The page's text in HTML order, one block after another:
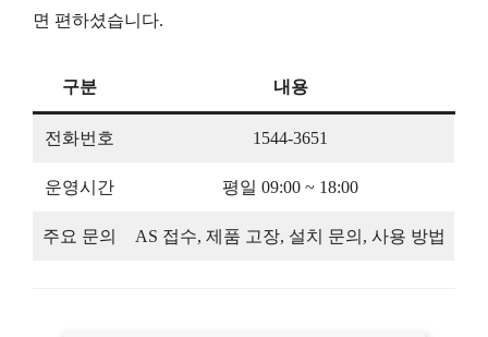
면 편하셨습니다.
구분 내용
전화번호 1544-3651
운영시간 평일 09:00 ~ 18:00
주요 문의 AS 접수, 제품 고장, 설치 문의, 사용 방법